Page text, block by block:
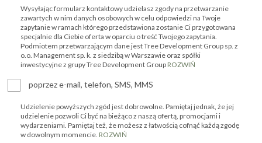
Wysyłając formularz kontaktowy udzielasz zgody na przetwarzanie
zawartych w nim danych osobowych w celu odpowiedzi na Twoje
zapytanie w ramach którego przedstawiona zostanie Ci przygotowana
specjalnie dla Ciebie oferta w oparciu o treść Twojego zapytania.
Podmiotem przetwarzającym dane jest Tree Development Group sp. z
o.o. Management sp. k. z siedzibą w Warszawie oraz spółki
inwestycyjne z grupy Tree Development Group ROZWIŃ
poprzez e-mail, telefon, SMS, MMS
Udzielenie powyższych zgód jest dobrowolne. Pamiętaj jednak, że jej
udzielenie pozwoli Ci być na bieżąco z naszą ofertą, promocjami i
wydarzeniami. Pamiętaj też, że możesz z łatwością cofnąć każdą zgodę
w dowolnym momencie. ROZWIŃ